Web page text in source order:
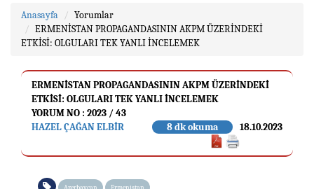
Anasayfa
Yorumlar
ERMENİSTAN PROPAGANDASININ AKPM ÜZERİNDEKİ
ETKİSİ: OLGULARI TEK YANLI İNCELEMEK
ERMENİSTAN PROPAGANDASININ AKPM ÜZERİNDEKİ
ETKİSİ: OLGULARI TEK YANLI İNCELEMEK
YORUM NO : 2023 / 43
HAZEL ÇAĞAN ELBİR
18.10.2023
8 dk okuma